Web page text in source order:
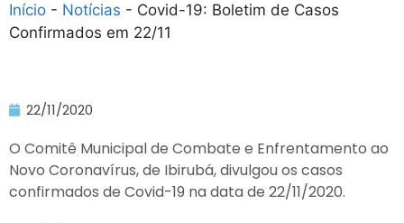
Início - Notícias - Covid-19: Boletim de Casos
Confirmados em 22/11
22/11/2020
O Comitê Municipal de Combate e Enfrentamento ao
Novo Coronavírus, de Ibirubá, divulgou os casos
confirmados de Covid-19 na data de 22/11/2020.